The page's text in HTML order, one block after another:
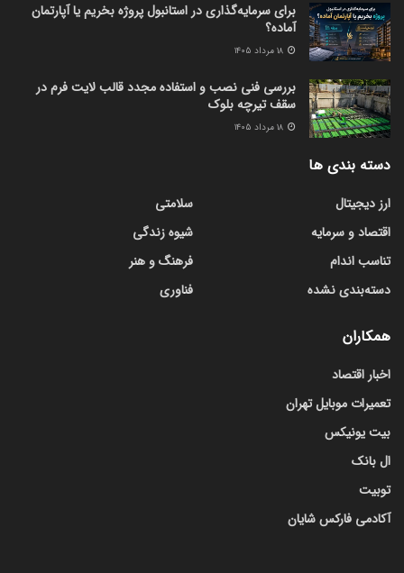
برای سرمایه‌گذاری در استانبول پروژه بخریم یا آپارتمان
آماده؟
بررسی فنی نصب و استفاده مجدد قالب لایت فرم در
سقف تیرچه بلوک
دسته بندی ها
ارز دیجیتال
اقتصاد و سرمایه
تناسب اندام
دسته‌بندی نشده
سلامتی
شیوه زندگی
فرهنگ و هنر
فناوری
همکاران
اخبار اقتصاد
تعمیرات موبایل تهران
بیت یونیکس
ال بانک
توبیت
آکادمی فارکس شایان